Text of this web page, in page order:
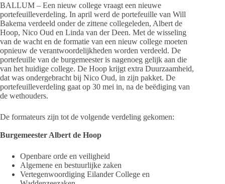
BALLUM – Een nieuw college vraagt een nieuwe
portefeuilleverdeling. In april werd de portefeuille van Will
Bakema verdeeld onder de zittene collegeleden, Albert de
Hoop, Nico Oud en Linda van der Deen. Met de wisseling
van de wacht en de formatie van een nieuw college moeten
opnieuw de verantwoordelijkheden worden verdeeld. De
portefeuille van de burgemeester is nagenoeg gelijk aan die
van het huidige college. De Hoop krijgt extra Duurzaamheid,
dat was ondergebracht bij Nico Oud, in zijn pakket. De
portefeuilleverdeling gaat op 30 mei in, na de beëdiging van
de wethouders.
De formateurs zijn tot de volgende verdeling gekomen:
Burgemeester Albert de Hoop
Openbare orde en veiligheid
Algemene en bestuurlijke zaken
Vertegenwoordiging Eilander College en